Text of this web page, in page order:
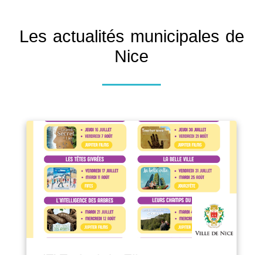
Les actualités municipales de
Nice